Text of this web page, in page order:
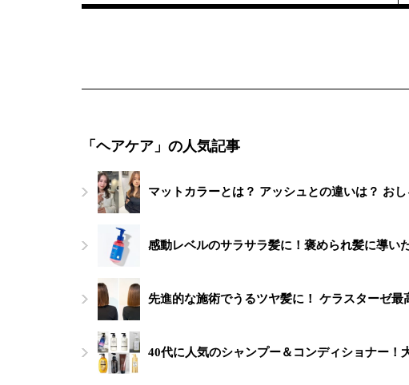
「ヘアケア」の人気記事
マットカラーとは？ アッシュとの違いは？ お
感動レベルのサラサラ髪に！褒められ髪に導
先進的な施術でうるツヤ髪に！ ケラスターゼ
40代に人気のシャンプー＆コンディショナー！